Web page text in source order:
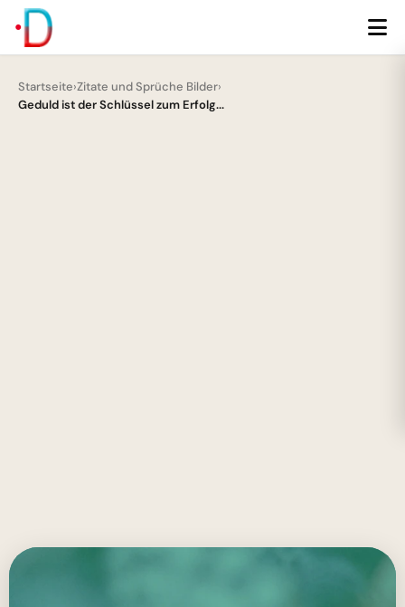
Startseite›Zitate und Sprüche Bilder›
Geduld ist der Schlüssel zum Erfolg...